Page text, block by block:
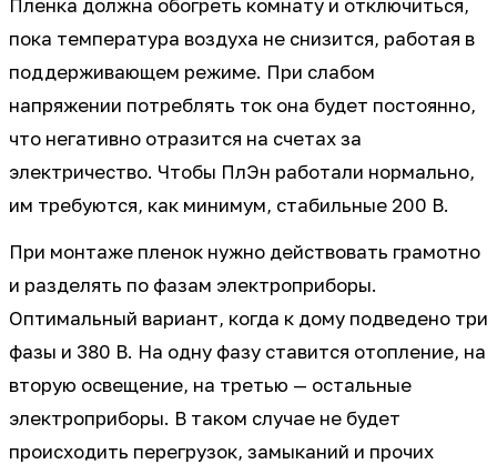
Пленка должна обогреть комнату и отключиться,
пока температура воздуха не снизится, работая в
поддерживающем режиме. При слабом
напряжении потреблять ток она будет постоянно,
что негативно отразится на счетах за
электричество. Чтобы ПлЭн работали нормально,
им требуются, как минимум, стабильные 200 В.
При монтаже пленок нужно действовать грамотно
и разделять по фазам электроприборы.
Оптимальный вариант, когда к дому подведено три
фазы и 380 В. На одну фазу ставится отопление, на
вторую освещение, на третью — остальные
электроприборы. В таком случае не будет
происходить перегрузок, замыканий и прочих